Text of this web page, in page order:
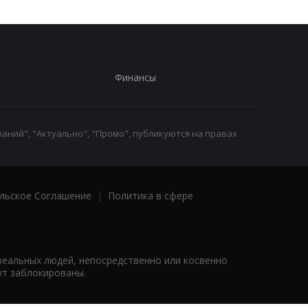
Финансы
"Актуально", "Промо", публикуются на правах
Соглашение |
Политика в сфере
людей, непосредственно или косвенно
заблокированы.